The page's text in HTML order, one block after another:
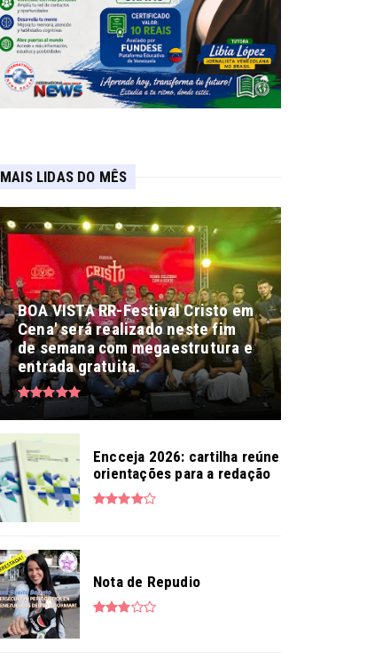
MAIS LIDAS DO MÊS
BOA VISTA RR-Festival Cristo em
Cena' será realizado neste fim
de semana com megaestrutura e
entrada gratuita.
Encceja 2026: cartilha reúne
orientações para a redação
Nota de Repudio